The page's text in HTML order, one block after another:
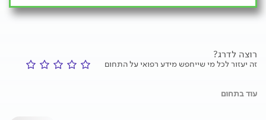
רוצה לדרג?
זה יעזור לכל מי שייחפש מידע רפואי על התחום
עוד בתחום